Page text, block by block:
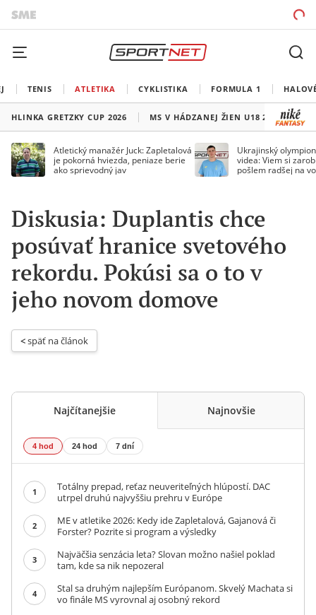
TENIS ATLETIKA CYKLISTIKA FORMULA 1
HLINKA GRETZKY CUP 2026 MS V HÁDZANEJ ŽIEN U18 2026
Atletický manažér Juck: Zapletalová
je pokorná hviezda, peniaze berie
ako sprievodný jav
Ukrajinský
videa: Viem si
pošlem radšej na
Diskusia: Duplantis chce
posúvať hranice svetového
rekordu. Pokúsi sa o to v
jeho novom domove
< späť na článok
Najčítanejšie Najnovšie
4 hod 24 hod 7 dní
1
Totálny prepad, reťaz neuveriteľných hlúpostí. DAC
utrpel druhú najvyššiu prehru v Európe
2
ME v atletike 2026: Kedy ide Zapletalová, Gajanová či
Forster? Pozrite si program a výsledky
3
Najväčšia senzácia leta? Slovan možno našiel poklad
tam, kde sa nik nepozeral
4
Stal sa druhým najlepším Európanom. Skvelý Machata si
vo finále MS vyrovnal aj osobný rekord